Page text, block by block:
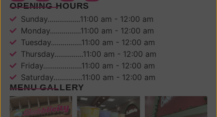
OPENING HOURS
Sunday.................11:00 am - 12:00 am
Monday................11:00 am - 12:00 am
Tuesday................11:00 am - 12:00 am
Thursday...............11:00 am - 12:00 am
Friday....................11:00 am - 12:00 am
Saturday...............11:00 am - 12:00 am
MENU GALLERY